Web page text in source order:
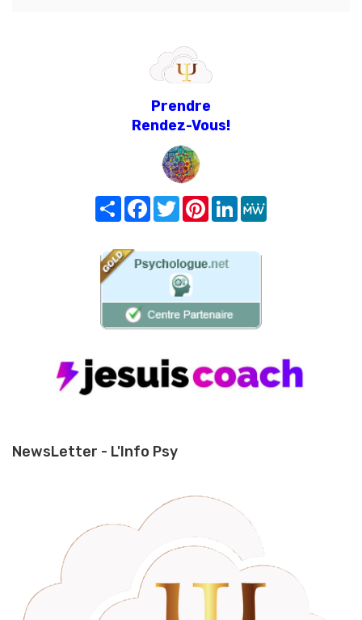
Prendre
Rendez-Vous!
Share FacebookTwitterPinterest
LinkedIn
NewsLetter - L'Info Psy